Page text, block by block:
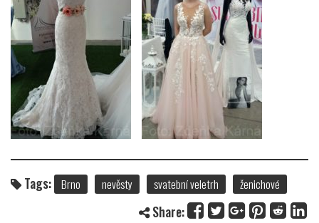
Tags: Brno nevěsty svatební veletrh ženichové
Share: